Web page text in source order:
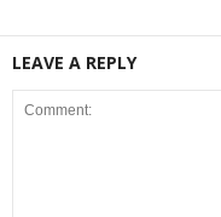
LEAVE A REPLY